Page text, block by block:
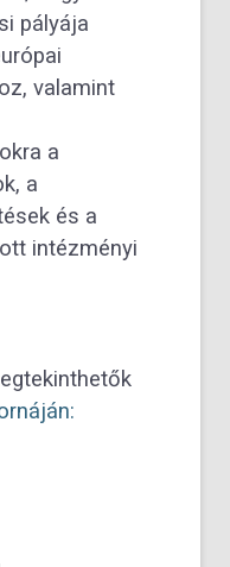
pályája
valamint
a
a
és a
intézményi